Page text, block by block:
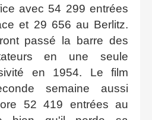
avec 54 299 entrées
et 29 656 au Berlitz.
passé la barre des
en une seule
en 1954. Le film
semaine aussi
52 419 entrées au